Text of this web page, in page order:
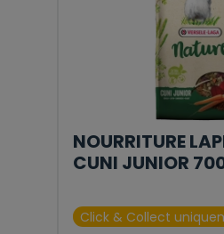
NOURRITURE
CUNI JUNIOR
Click & Collect